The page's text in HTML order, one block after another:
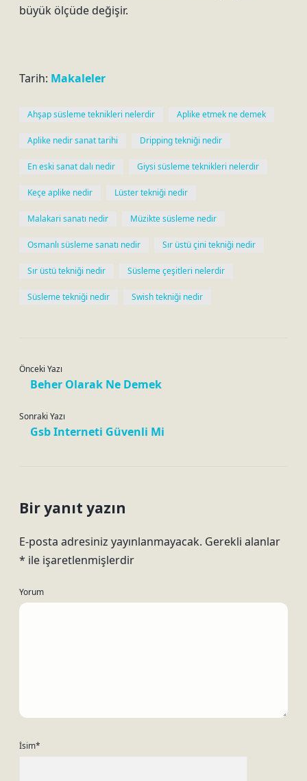
büyük ölçüde değişir.
Tarih: Makaleler
Ahşap süsleme teknikleri nelerdir Aplike etmek ne demek
Aplike nedir sanat tarihi Dripping tekniği nedir
En eski sanat dalı nedir Giysi süsleme teknikleri nelerdir
Keçe aplike nedir Lüster tekniği nedir
Malakari sanatı nedir Müzikte süsleme nedir
Osmanlı süsleme sanatı nedir Sır üstü çini tekniği nedir
Sır üstü tekniği nedir Süsleme çeşitleri nelerdir
Süsleme tekniği nedir Swish tekniği nedir
Önceki Yazı
Beher Olarak Ne Demek
Sonraki Yazı
Gsb Interneti Güvenli Mi
Bir yanıt yazın
E-posta adresiniz yayınlanmayacak. Gerekli alanlar
* ile işaretlenmişlerdir
Yorum
İsim*